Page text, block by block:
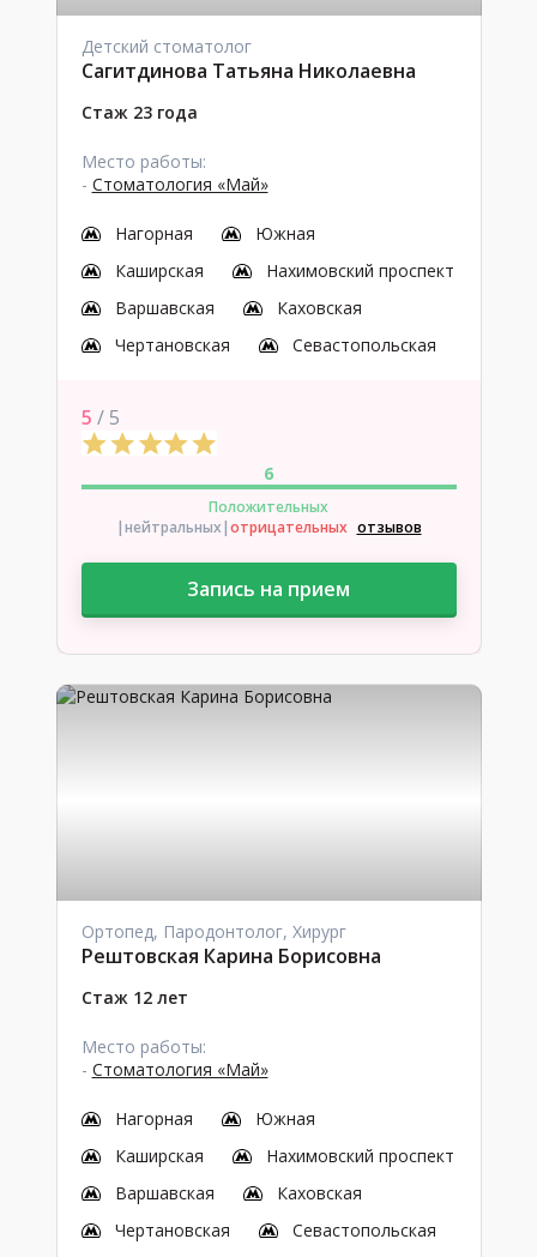
Детский стоматолог
Сагитдинова Татьяна Николаевна
Стаж 23 года
Место работы:
- Стоматология «Май»
Нагорная
Южная
Каширская
Нахимовский проспект
Варшавская
Каховская
Чертановская
Севастопольская
5 / 5
6
Положительных
|нейтральных|отрицательных отзывов
Запись на прием
Ортопед, Пародонтолог, Хирург
Рештовская Карина Борисовна
Стаж 12 лет
Место работы:
- Стоматология «Май»
Нагорная
Южная
Каширская
Нахимовский проспект
Варшавская
Каховская
Чертановская
Севастопольская